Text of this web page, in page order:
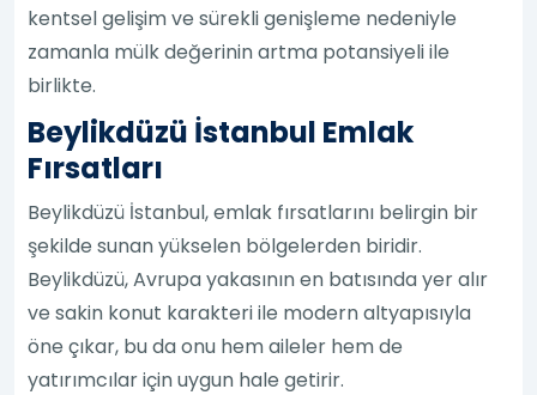
kentsel gelişim ve sürekli genişleme nedeniyle
zamanla mülk değerinin artma potansiyeli ile
birlikte.
Beylikdüzü İstanbul Emlak
Fırsatları
Beylikdüzü İstanbul, emlak fırsatlarını belirgin bir
şekilde sunan yükselen bölgelerden biridir.
Beylikdüzü, Avrupa yakasının en batısında yer alır
ve sakin konut karakteri ile modern altyapısıyla
öne çıkar, bu da onu hem aileler hem de
yatırımcılar için uygun hale getirir.